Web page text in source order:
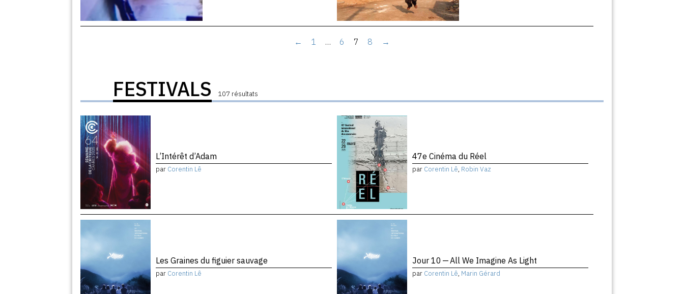
← 1 … 6 7 8 →
FESTIVALS 107 résultats
L’Intérêt d’Adam
par Corentin Lê
47e Cinéma du Réel
par Corentin Lê, Robin Vaz
Les Graines du figuier sauvage
par Corentin Lê
Jour 10 — All We Imagine As Light
par Corentin Lê, Marin Gérard